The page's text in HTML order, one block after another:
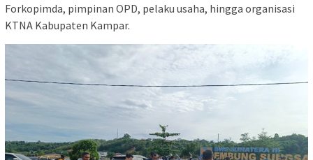
Forkopimda, pimpinan OPD, pelaku usaha, hingga organisasi
KTNA Kabupaten Kampar.